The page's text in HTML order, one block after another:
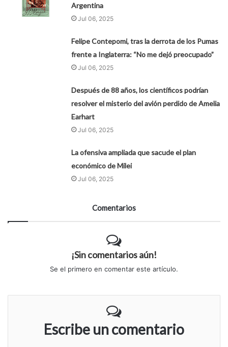
Argentina
Jul 06, 2025
Felipe Contepomi, tras la derrota de los Pumas
frente a Inglaterra: “No me dejó preocupado”
Jul 06, 2025
Después de 88 años, los científicos podrían
resolver el misterio del avión perdido de Amelia
Earhart
Jul 06, 2025
La ofensiva ampliada que sacude el plan
económico de Milei
Jul 06, 2025
Comentarios
¡Sin comentarios aún!
Se el primero en comentar este artículo.
Escribe un comentario